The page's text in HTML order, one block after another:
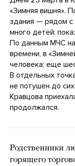
«Зимняя вишня».
здания — рядом с
много детей:
По данным МЧС на
времени, в
человека; еще
В отдельных
не потушен до
Кравцова
продолжался.
Родственники
горящего